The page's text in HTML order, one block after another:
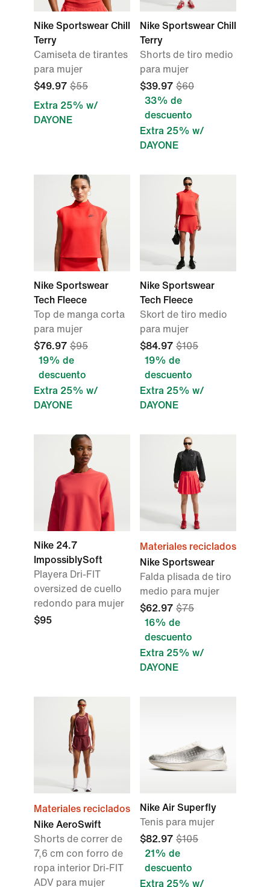
Nike Sportswear Chill
Terry
Camiseta de tirantes
para mujer
$49.97 $55
Extra 25% w/
DAYONE
Nike Sportswear Chill
Terry
Shorts de tiro medio
para mujer
$39.97 $60
33% de
descuento
Extra 25% w/
DAYONE
Nike Sportswear
Tech Fleece
Top de manga corta
para mujer
$76.97 $95
19% de
descuento
Extra 25% w/
DAYONE
Nike Sportswear
Tech Fleece
Skort de tiro medio
para mujer
$84.97 $105
19% de
descuento
Extra 25% w/
DAYONE
Nike 24.7
ImpossiblySoft
Playera Dri-FIT
oversized de cuello
redondo para mujer
$95
Materiales reciclados
Nike Sportswear
Falda plisada de tiro
medio para mujer
$62.97 $75
16% de
descuento
Extra 25% w/
DAYONE
Materiales reciclados
Nike AeroSwift
Shorts de correr de
7,6 cm con forro de
ropa interior Dri-FIT
ADV para mujer
Nike Air Superfly
Tenis para mujer
$82.97 $105
21% de
descuento
Extra 25% w/